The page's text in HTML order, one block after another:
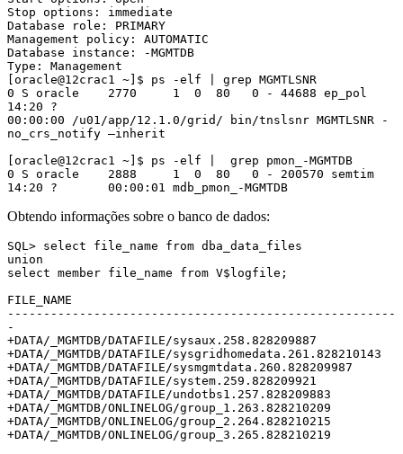
Stop options: immediate
Database role: PRIMARY
Management policy: AUTOMATIC
Database instance: -MGMTDB
Type: Management
[oracle@12crac1 ~]$ ps -elf | grep MGMTLSNR
0 S oracle    2770     1  0  80   0 - 44688 ep_pol
14:20 ?
00:00:00 /u01/app/12.1.0/grid/ bin/tnslsnr MGMTLSNR -
no_crs_notify –inherit
[oracle@12crac1 ~]$ ps -elf |  grep pmon_-MGMTDB
0 S oracle    2888     1  0  80   0 - 200570 semtim
14:20 ?       00:00:01 mdb_pmon_-MGMTDB
Obtendo informações sobre o banco de dados:
SQL> select file_name from dba_data_files
union
select member file_name from V$logfile;
FILE_NAME
------------------------------------------------------
-
+DATA/_MGMTDB/DATAFILE/sysaux.258.828209887
+DATA/_MGMTDB/DATAFILE/sysgridhomedata.261.828210143
+DATA/_MGMTDB/DATAFILE/sysmgmtdata.260.828209987
+DATA/_MGMTDB/DATAFILE/system.259.828209921
+DATA/_MGMTDB/DATAFILE/undotbs1.257.828209883
+DATA/_MGMTDB/ONLINELOG/group_1.263.828210209
+DATA/_MGMTDB/ONLINELOG/group_2.264.828210215
+DATA/_MGMTDB/ONLINELOG/group_3.265.828210219